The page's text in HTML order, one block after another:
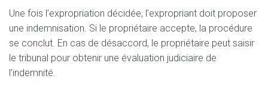
Une fois l’expropriation décidée, l’expropriant doit proposer
une indemnisation. Si le propriétaire accepte, la procédure
se conclut. En cas de désaccord, le propriétaire peut saisir
le tribunal pour obtenir une évaluation judiciaire de
l’indemnité.